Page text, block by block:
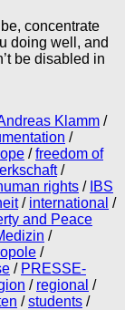
concentrate
doing well, and
be disabled in
Klamm /
/
/freedom of
/
rights / IBS
/ international /
and Peace
/
/
/ PRESSE-
/ regional /
/students /